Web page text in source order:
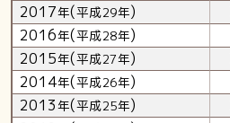
2017年(平成29年)
2016年(平成28年)
2015年(平成27年)
2014年(平成26年)
2013年(平成25年)